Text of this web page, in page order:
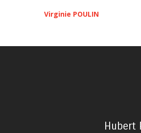
Virginie POULIN
Hubert